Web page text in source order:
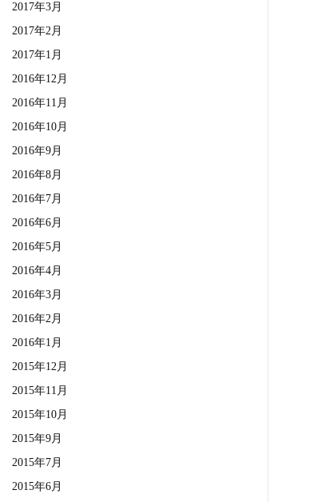
2017年3月
2017年2月
2017年1月
2016年12月
2016年11月
2016年10月
2016年9月
2016年8月
2016年7月
2016年6月
2016年5月
2016年4月
2016年3月
2016年2月
2016年1月
2015年12月
2015年11月
2015年10月
2015年9月
2015年7月
2015年6月